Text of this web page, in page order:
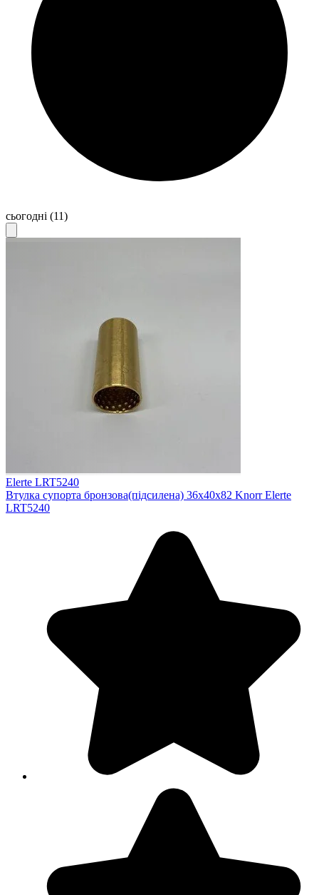
сьогодні (11)
Elerte LRT5240
Втулка супорта бронзова(підсилена) 36x40x82 Knorr Elerte
LRT5240